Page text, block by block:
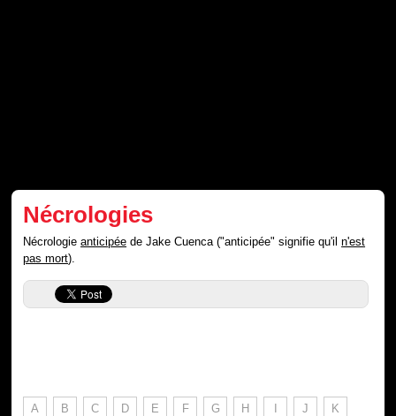
Nécrologies
Nécrologieanticipée de Jake Cuenca ("anticipée" signifie qu'iln'est
pas mort).
A B C D E F G H I J K